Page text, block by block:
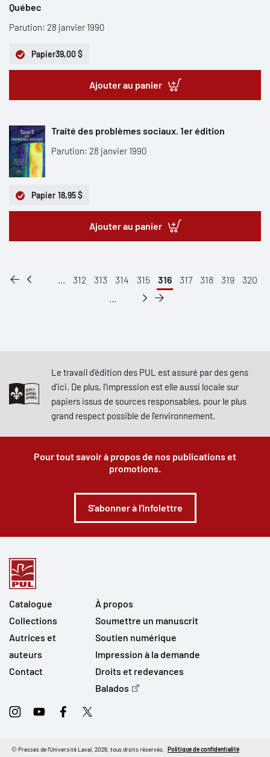
Québec
Parution: 28 janvier 1990
Papier39,00 $
Ajouter au panier
Traité des problèmes sociaux. 1er édition
Parution: 28 janvier 1990
Papier 18,95 $
Ajouter au panier
... 312 313 314 315 316 317 318 319
320
...
Le travail d'édition des PUL est assuré par des gens
d'ici. De plus, l'impression est elle aussi locale sur
papiers issus de sources responsables, pour le plus
grand respect possible de l'environnement.
Pour tout savoir à propos de nos publications et
promotions.
S'abonner à l'infolettre
Catalogue
Collections
Autrices et
auteurs
Contact
À propos
Soumettre un manuscrit
Soutien numérique
Impression à la demande
Droits et redevances
Balados
InstagramYoutubeFacebookTwitter
© Presses de l'Université Laval, 2026, tous droits réservés. Politique de confidentialité